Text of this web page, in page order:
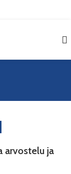
arvostelu ja